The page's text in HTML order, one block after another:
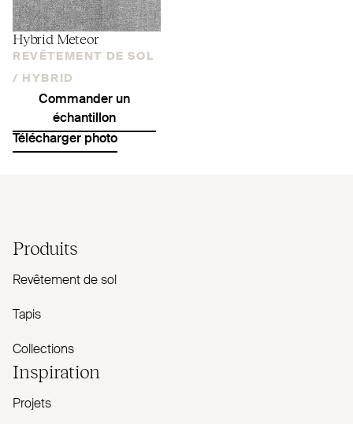
Hybrid Meteor
REVÊTEMENT DE SOL
/
HYBRID
Commander un
échantillon
Télécharger photo
Produits
Revêtement de sol
Tapis
Collections
Inspiration
Projets